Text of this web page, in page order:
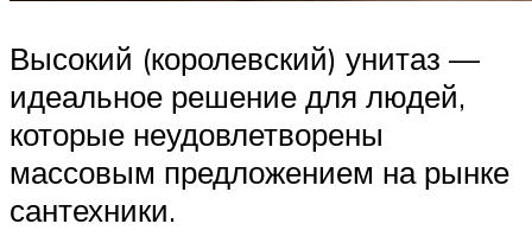
Высокий (королевский) унитаз —
идеальное решение для людей,
которые неудовлетворены
массовым предложением на рынке
сантехники.